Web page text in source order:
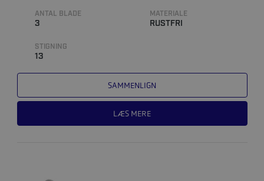
ANTAL BLADE
3
MATERIALE
RUSTFRI
STIGNING
13
SAMMENLIGN
LÆS MERE